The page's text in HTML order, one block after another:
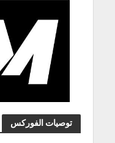
توصيات الفوركس